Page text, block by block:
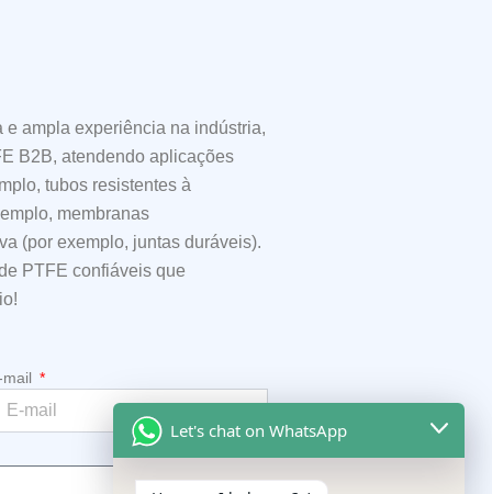
ampla experiência na indústria,
B2B, atendendo aplicações
tubos resistentes à
membranas
(por exemplo, juntas duráveis).
PTFE confiáveis que
mail
Let's chat on WhatsApp